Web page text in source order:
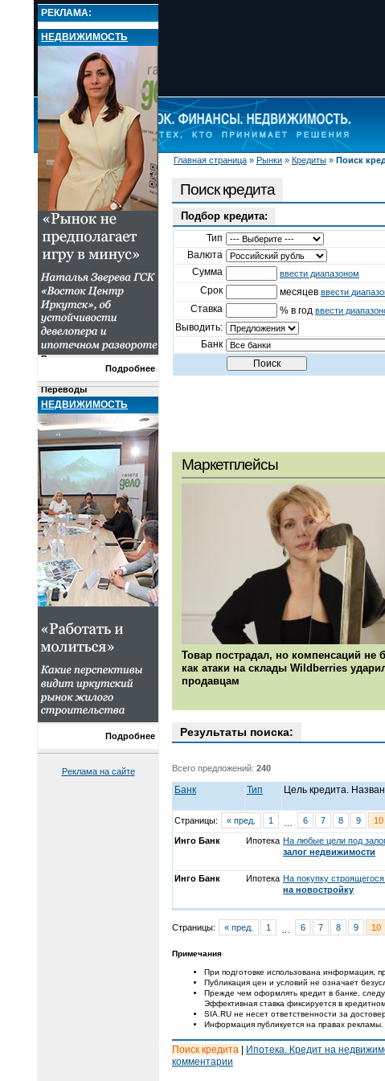
Главная страница » Рынки » Кредиты » Поиск
НОВОСТИ
РЫНКИ
Валюта
Кредиты
Ипотека. Кредит на
недвижимость
Автокредиты
Потребительские
кредиты
Кредитные карты
Кредиты для бизнеса
Новости и комментарии
Вклады и депозиты
Переводы
Металлы
Сейфы и ячейки
Недвижимость
КОМПАНИИ
О ПРОЕКТЕ
РЕКЛАМА:
НЕДВИЖИМОСТЬ
Подробнее
НЕДВИЖИМОСТЬ
Подробнее
Реклама на сайте
Поиск кредита
Подбор кредита:
Тип
Валюта
Сумма
ввести диапазоном
Срок месяцев ввести
Ставка % в год ввести
Выводить:
Банк
Маркетплейсы
Товар пострадал, но компенсаций не
как атаки на склады Wildberries
продавцам
Результаты поиска:
Всего предложений: 240
Банк Тип Цель кредита.
Страницы: « пред. 1 6 7 8 9 10
Инго Банк Ипотека На любые цели под
залог недвижимости
Инго Банк Ипотека На покупку
на новостройку
Страницы: « пред. 1 6 7 8 9 10
Примечания
При подготовке использована информация,
Публикация цен и условий не означает
Прежде чем оформлять кредит в банке,
Эффективная ставка фиксируется в
SIA.RU не несет ответственности за
Информация публикуется на правах рекламы.
Поиск кредита Ипотека. Кредит на
комментарии